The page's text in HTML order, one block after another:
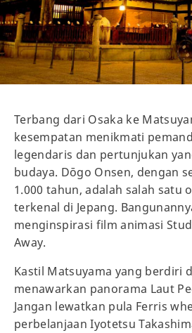
Terbang dari Osaka ke
kesempatan menikmati
legendaris dan pertunjukan
budaya. Dōgo Onsen, dengan
1.000 tahun, adalah salah satu
terkenal di Jepang.
menginspirasi film animasi
Away.
Kastil Matsuyama yang berdiri
menawarkan panorama Laut
Jangan lewatkan pula Ferris
perbelanjaan Iyotetsu